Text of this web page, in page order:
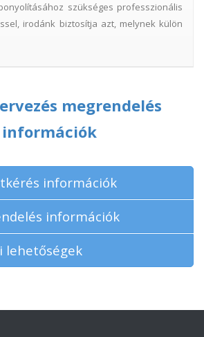
szükséges professzionális
irodánk biztosítja azt, melynek külön
megrendelés
információk
információk
információk
lehetőségek